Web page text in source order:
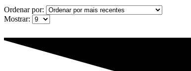
Ordenar por:
Mostrar: